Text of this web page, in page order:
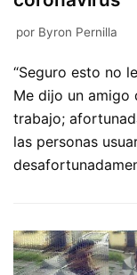
por Byron Pernilla
“Seguro esto no
Me dijo un amigo
trabajo;
las personas